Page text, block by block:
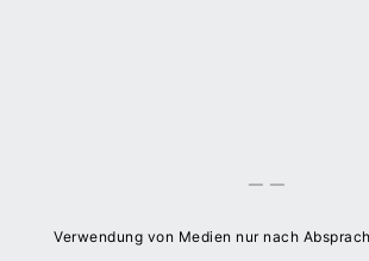
Verwendung von Medien nur nach